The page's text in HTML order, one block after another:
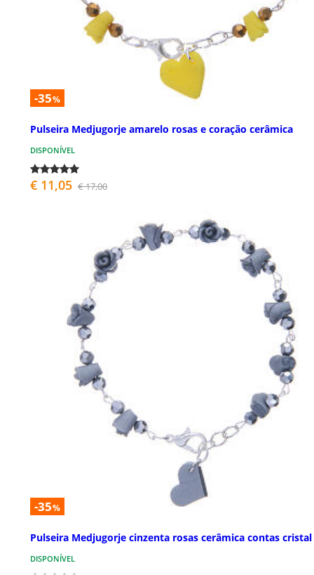
-35%
Pulseira Medjugorje amarelo rosas e coração cerâmica
DISPONÍVEL
€ 11,05 € 17,00
-35%
Pulseira Medjugorje cinzenta rosas cerâmica contas cristal
DISPONÍVEL